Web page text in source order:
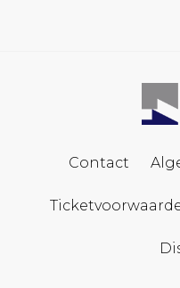
Contact